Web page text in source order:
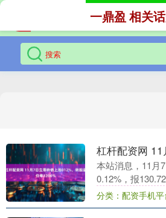
一鼎盈 相关
本站消息，11月
0.12%，报
元，转股溢价率
转债信用级别为
分类：配资手机平